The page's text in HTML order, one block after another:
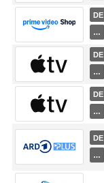
DE
…
DE
…
DE
…
DE
…